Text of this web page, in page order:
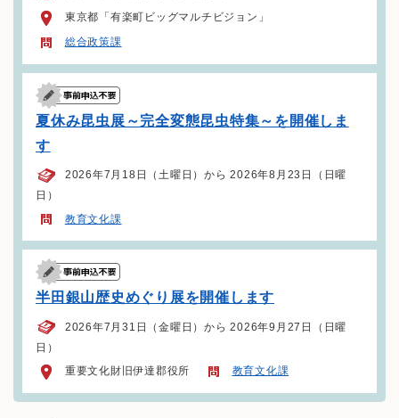
東京都「有楽町ビッグマルチビジョン」
総合政策課
夏休み昆虫展～完全変態昆虫特集～を開催しま
す
2026年7月18日（土曜日）から 2026年8月23日（日曜
日）
教育文化課
半田銀山歴史めぐり展を開催します
2026年7月31日（金曜日）から 2026年9月27日（日曜
日）
重要文化財旧伊達郡役所
教育文化課